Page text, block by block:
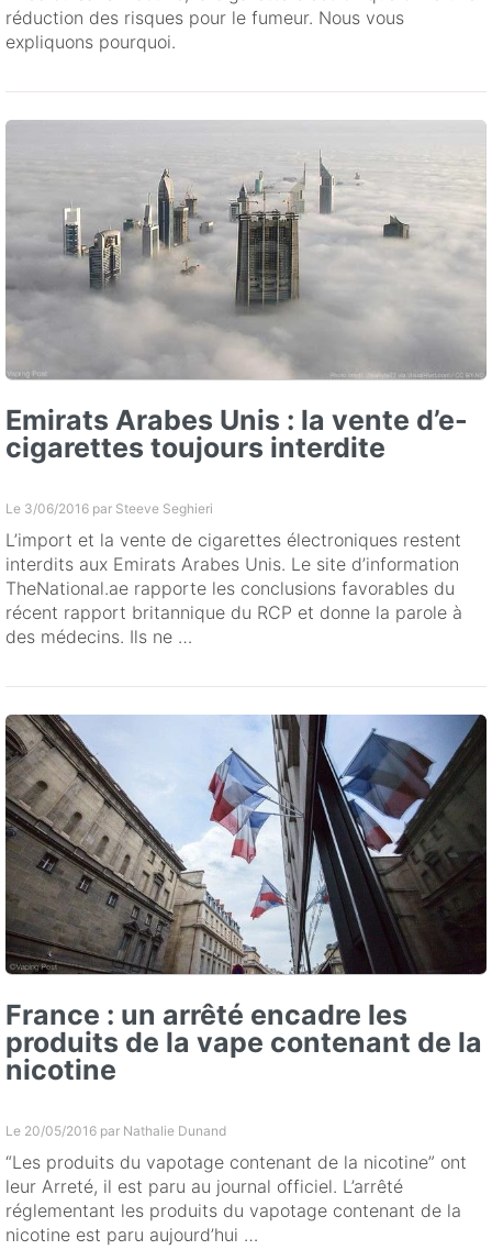
réduction des risques pour le fumeur. Nous vous
expliquons pourquoi.
Emirats Arabes Unis : la vente d’e-
cigarettes toujours interdite
Le 3/06/2016 par Steeve Seghieri
L’import et la vente de cigarettes électroniques restent
interdits aux Emirats Arabes Unis. Le site d’information
TheNational.ae rapporte les conclusions favorables du
récent rapport britannique du RCP et donne la parole à
des médecins. Ils ne …
France : un arrêté encadre les
produits de la vape contenant de la
nicotine
Le 20/05/2016 par Nathalie Dunand
“Les produits du vapotage contenant de la nicotine” ont
leur Arreté, il est paru au journal officiel. L’arrêté
réglementant les produits du vapotage contenant de la
nicotine est paru aujourd’hui …